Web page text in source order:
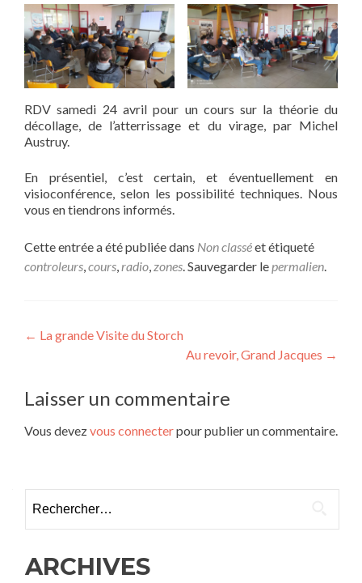
RDV samedi 24 avril pour un cours sur la théorie du
décollage, de l’atterrissage et du virage, par Michel
Austruy.
En présentiel, c’est certain, et éventuellement en
visioconférence, selon les possibilité techniques. Nous
vous en tiendrons informés.
Cette entrée a été publiée dans Non classéet étiqueté
controleurs,cours,radio,zones. Sauvegarder lepermalien.
Navigation
l’article
← La grande Visite du Storch
Au revoir, Grand Jacques →
Laisser un commentaire
Vous devezvous connecterpour publier un commentaire.
ARCHIVES